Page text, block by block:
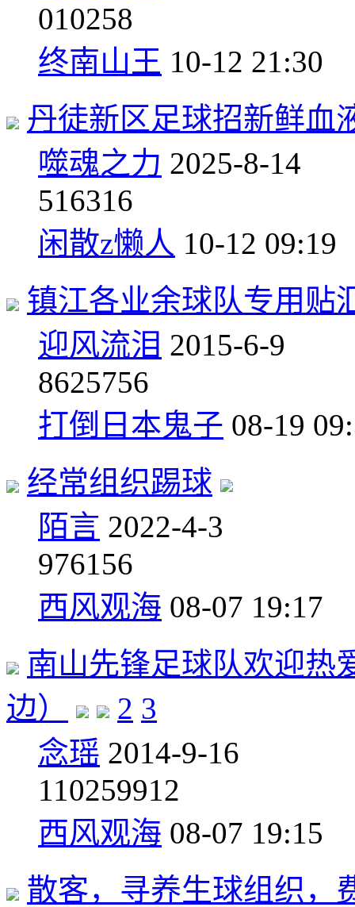
010258
终南山王 10-12 21:30
丹徒新区足球招新鲜血
噬魂之力 2025-8-14
516316
闲散z懒人 10-12 09:19
镇江各业余球队专用贴
迎风流泪 2015-6-9
8625756
打倒日本鬼子 08-19
经常组织踢球
陌言 2022-4-3
976156
西风观海 08-07 19:17
南山先锋足球队欢迎热
边）
2 3
念瑶 2014-9-16
110259912
西风观海 08-07 19:15
散客，寻养生球组织，